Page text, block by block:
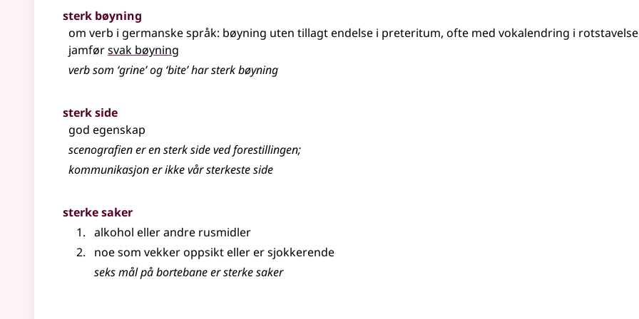
sterk bøyning
om verb i germanske språk: bøyning uten tillagt endelse i preteritum, ofte med vokalendring i
jamførsvak bøyning
verb som ‘grine’ og ‘bite’ har sterk bøyning
sterk side
god egenskap
scenografien er en sterk side ved forestillingen;
kommunikasjon er ikke vår sterkeste side
sterke saker
alkohol eller andre rusmidler
noe som vekker oppsikt eller er sjokkerende
seks mål på bortebane er sterke saker